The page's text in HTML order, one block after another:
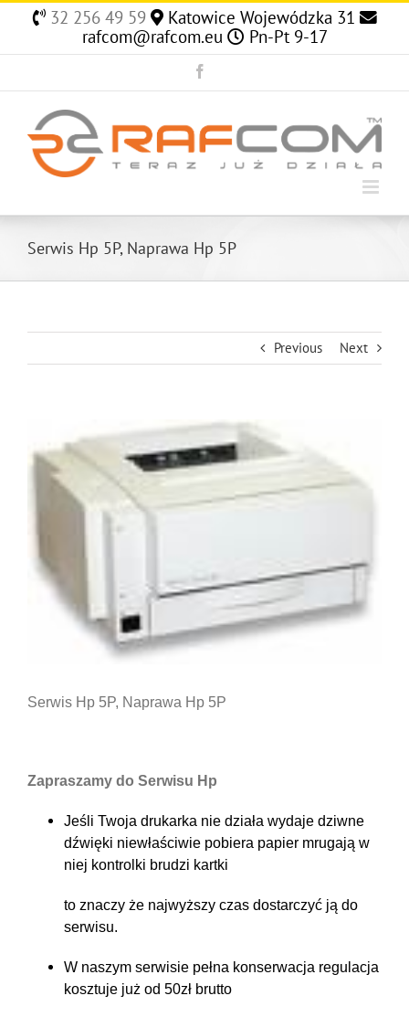
Skip
32 256 49 59
Katowice Wojewódzka 31
rafcom@rafcom.eu
Pn-Pt 9-17
Serwis Hp 5P, Naprawa Hp 5P
Previous Next
Serwis Hp 5P, Naprawa Hp 5P
Zapraszamy do Serwisu Hp
Jeśli Twoja drukarka nie działa wydaje dziwne
dźwięki niewłaściwie pobiera papier mrugają w
niej kontrolki brudzi kartki
to znaczy że najwyższy czas dostarczyć ją do
serwisu.
W naszym serwisie pełna konserwacja regulacja
kosztuje już od 50zł brutto